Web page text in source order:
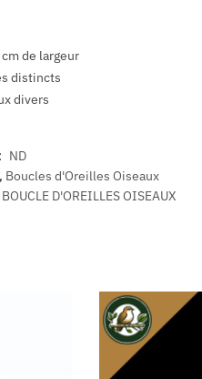
de largeur
distincts
divers
ND
Boucles d'Oreilles Oiseaux
BOUCLE D'OREILLES OISEAUX